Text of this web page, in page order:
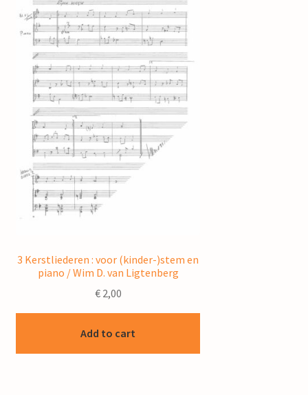
3 Kerstliederen : voor (kinder-)stem en
piano / Wim D. van Ligtenberg
€2,00
Add to cart